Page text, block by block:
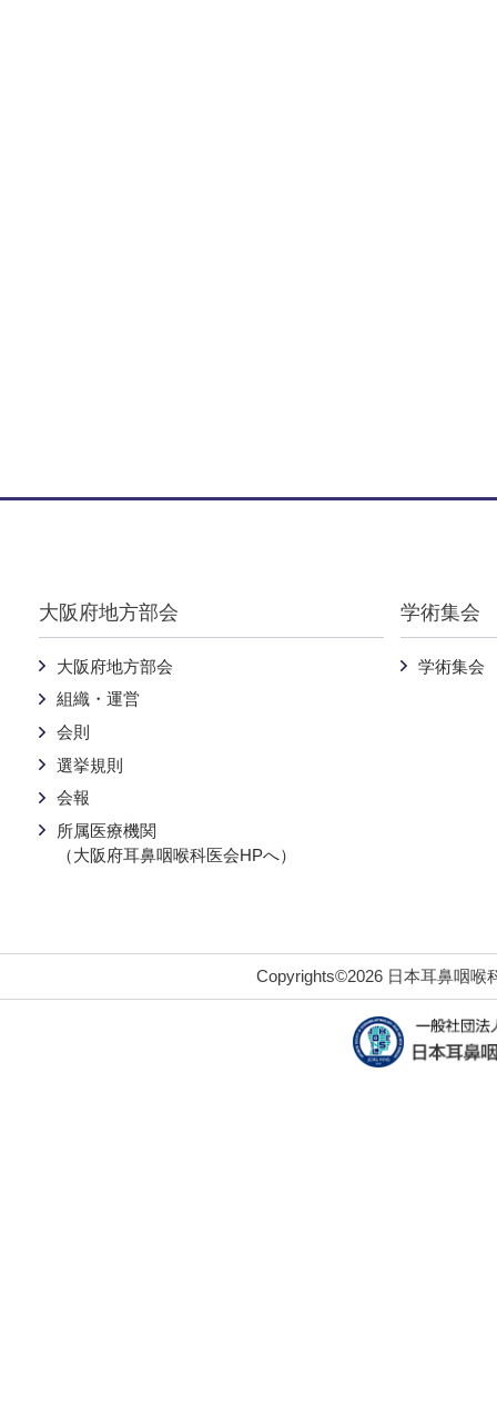
大阪府地方部会
大阪府地方部会
組織・運営
会則
選挙規則
会報
所属医療機関
（大阪府耳鼻咽喉科医会HPへ）
学術集会
学術集会
Copyrights©2026 日本耳鼻咽喉